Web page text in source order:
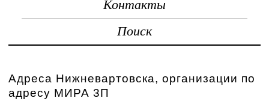
Контакты
Поиск
Адреса Нижневартовска, организации по
адресу МИРА 3П